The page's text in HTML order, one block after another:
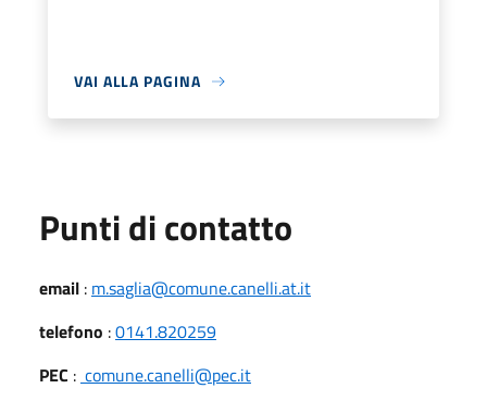
VAI ALLA PAGINA
Punti di contatto
email : m.saglia@comune.canelli.at.it
telefono :0141.820259
PEC : comune.canelli@pec.it